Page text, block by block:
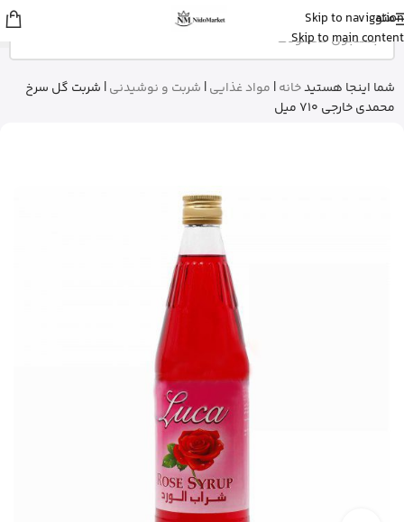
Skip to navigation
Skip to main content
منو
شما اینجا هستیدخانه| مواد غذایی| شربت و نوشیدنی| شربت گل سرخ
محمدی خارجی 710 میل
زهرااز گرگان
کپسول پریورین بایر آلمان رو خرید کرد